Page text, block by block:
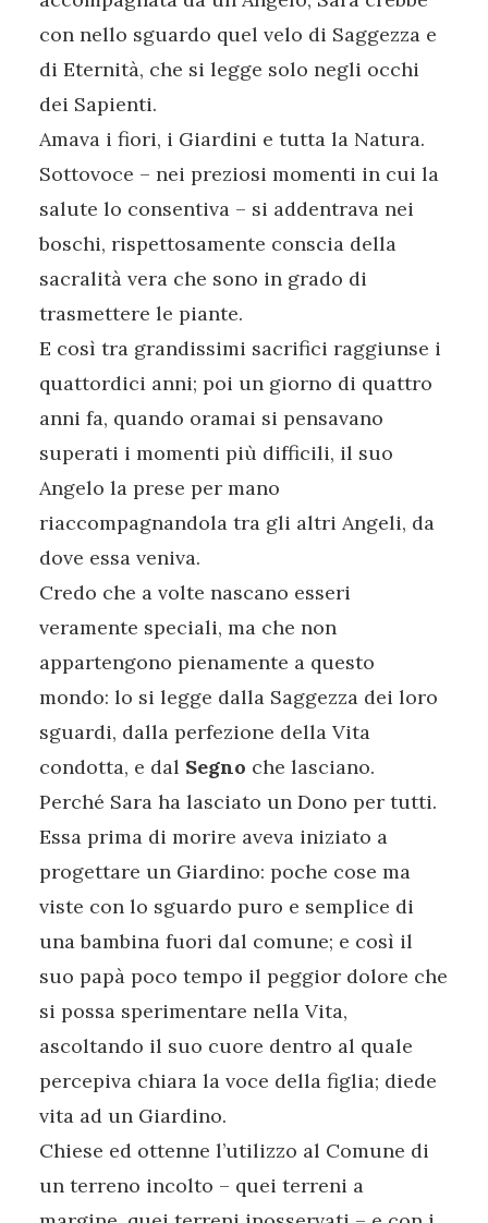
con nello sguardo quel velo di Saggezza e
di Eternità, che si legge solo negli occhi
dei Sapienti.
Amava i fiori, i Giardini e tutta la Natura.
Sottovoce – nei preziosi momenti in cui la
salute lo consentiva – si addentrava nei
boschi, rispettosamente conscia della
sacralità vera che sono in grado di
trasmettere le piante.
E così tra grandissimi sacrifici raggiunse i
quattordici anni; poi un giorno di quattro
anni fa, quando oramai si pensavano
superati i momenti più difficili, il suo
Angelo la prese per mano
riaccompagnandola tra gli altri Angeli, da
dove essa veniva.
Credo che a volte nascano esseri
veramente speciali, ma che non
appartengono pienamente a questo
mondo: lo si legge dalla Saggezza dei loro
sguardi, dalla perfezione della Vita
condotta, e dal Segno che lasciano.
Perché Sara ha lasciato un Dono per tutti.
Essa prima di morire aveva iniziato a
progettare un Giardino: poche cose ma
viste con lo sguardo puro e semplice di
una bambina fuori dal comune; e così il
suo papà poco tempo il peggior dolore che
si possa sperimentare nella Vita,
ascoltando il suo cuore dentro al quale
percepiva chiara la voce della figlia; diede
vita ad un Giardino.
Chiese ed ottenne l’utilizzo al Comune di
un terreno incolto – quei terreni a